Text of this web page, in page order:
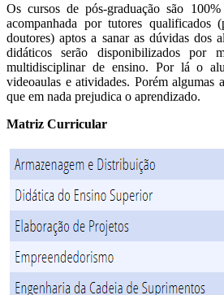
Os cursos de pós-graduação são
acompanhada por tutores qualificados
doutores) aptos a sanar as dúvidas dos
didáticos serão disponibilizados por
multidisciplinar de ensino. Por lá o
videoaulas e atividades. Porém algumas
que em nada prejudica o aprendizado.
Matriz Curricular